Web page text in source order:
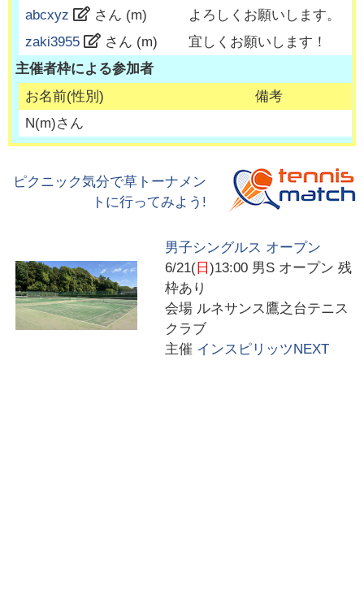
abcxyz さん (m)
よろしくお願いします。
zaki3955
さん (m)
宜しくお願いします！
主催者枠による参加者
お名前(性別)
備考
N(m)さん
ピクニック気分で草トーナメン
トに行ってみよう!
男子シングルス オープン
6/21(日 )13:00 男S オープン 残
枠あり
会場 ルネサンス鷹之台テニス
クラブ
主催 インスピリッツNEXT